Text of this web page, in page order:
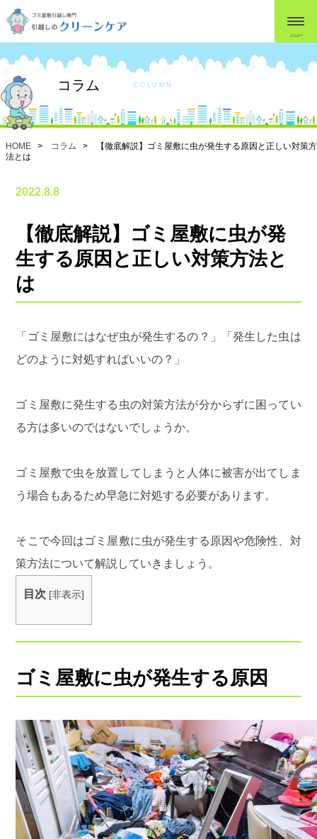
メニュー
コラム COLUMN
HOME > コラム > 【徹底解説】ゴミ屋敷に虫が発生する原因と正しい対策方
法とは
2022.8.8
【徹底解説】ゴミ屋敷に虫が発
生する原因と正しい対策方法と
は
「ゴミ屋敷にはなぜ虫が発生するの？」「発生した虫は
どのように対処すればいいの？」
ゴミ屋敷に発生する虫の対策方法が分からずに困ってい
る方は多いのではないでしょうか。
ゴミ屋敷で虫を放置してしまうと人体に被害が出てしま
う場合もあるため早急に対処する必要があります。
そこで今回はゴミ屋敷に虫が発生する原因や危険性、対
策方法について解説していきましょう。
目次 [非表示]
ゴミ屋敷に虫が発生する原因